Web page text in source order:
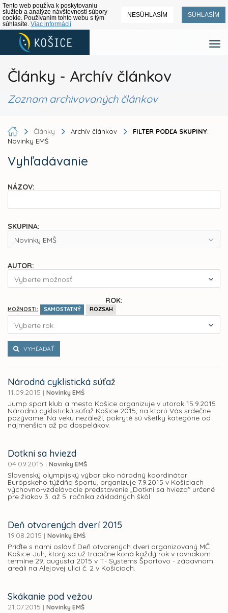
Tento web používa k poskytovaniu
služieb a analýze návštevnosti súbory
cookie. Používaním tohto webu s tým
súhlasíte. Viac informácií
NESÚHLASÍM SÚHLASÍM
Články - Archív článkov
Zoznam archivovaných článkov
Články Archív článkov FILTER PODĽA SKUPINY:
Novinky EMŠ
Vyhľadávanie
NÁZOV:
SKUPINA:
Novinky EMŠ
AUTOR:
Vyberte možnosť
ROK:
MOŽNOSTI: SAMOSTATNÝ ROZSAH
Vyberte rok
VYHĽADAŤ
Národná cyklistická súťaž
11.09.2015 | Novinky EMŠ
Jump sport klub a mesto Košice organizuje v utorok 15.9.2015
Národnú cyklistickú súťaž Košice 2015, na ktorú Vás srdečne
pozývame. Na veku nezáleží, pokryté sú všetky kategórie od
najmenších až po dospelákov.
Dotkni sa hviezd
04.09.2015 | Novinky EMŠ
Slovenský olympijský výbor ako národný koordinátor
Európskeho týždňa športu, organizuje 7.9.2015 v Košiciach
výchovno-vzdelávacie predstavenie „Dotkni sa hviezd" určené
pre žiakov 3. až 5. ročníka základných škôl
Deň otvorených dverí 2015
19.08.2015 | Novinky EMŠ
Príďte s nami osláviť Deň otvorených dverí organizovaný MČ
Košice-Juh, ktorý sa už tradične koná každý rok v rovnakom
termíne 29. augusta 2015 v T- Systems Športovo - zábavnom
areáli na Alejovej ulici č. 2 v Košiciach.
Skákanie pod vežou
21.07.2015 | Novinky EMŠ